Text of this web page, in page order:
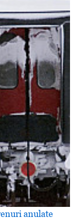
anulate